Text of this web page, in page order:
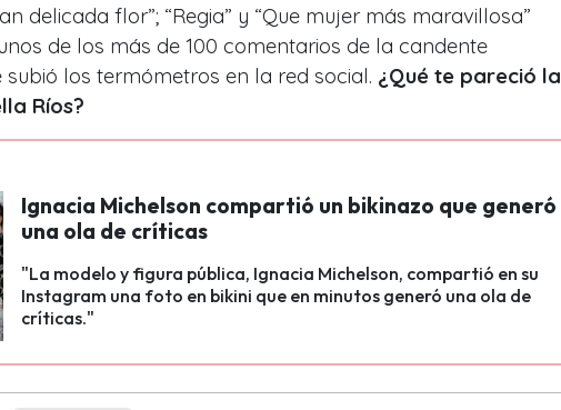
delicada flor”; “Regia” y “Que mujer más maravillosa”
de los más de 100 comentarios de la candente
los termómetros en la red social. ¿Qué te pareció la
Ríos?
Ignacia Michelson compartió un bikinazo que generó
una ola de críticas
"La modelo y figura pública, Ignacia Michelson, compartió en su
Instagram una foto en bikini que en minutos generó una ola de
críticas."